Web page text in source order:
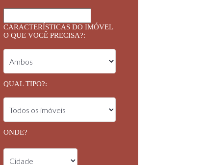
CARACTERÍSTICAS DO IMÓVEL
O QUE VOCÊ PRECISA?:
QUAL TIPO?:
ONDE?